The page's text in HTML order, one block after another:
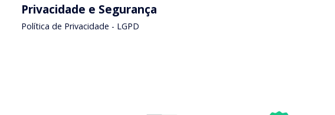
Privacidade e Segurança
Política de Privacidade - LGPD